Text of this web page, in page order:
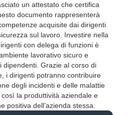
un attestato che certifica
documento rappresenterà
acquisite dai dirigenti
sul lavoro. Investire nella
con delega di funzioni è
lavorativo sicuro e
dipendenti. Grazie al corso di
i dirigenti potranno contribuire
degli incidenti e delle malattie
la produttività aziendale e
positiva dell’azienda stessa.